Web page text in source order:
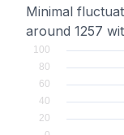
Minimal
around 1257